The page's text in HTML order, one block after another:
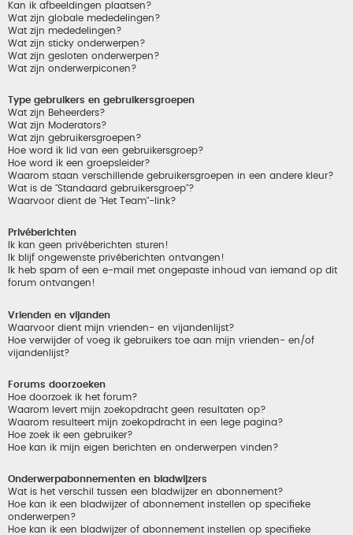
Kan ik afbeeldingen plaatsen?
Wat zijn globale mededelingen?
Wat zijn mededelingen?
Wat zijn sticky onderwerpen?
Wat zijn gesloten onderwerpen?
Wat zijn onderwerpiconen?
Type gebruikers en gebruikersgroepen
Wat zijn Beheerders?
Wat zijn Moderators?
Wat zijn gebruikersgroepen?
Hoe word ik lid van een gebruikersgroep?
Hoe word ik een groepsleider?
Waarom staan verschillende gebruikersgroepen in een andere kleur?
Wat is de "Standaard gebruikersgroep"?
Waarvoor dient de "Het Team"-link?
Privéberichten
Ik kan geen privéberichten sturen!
Ik blijf ongewenste privéberichten ontvangen!
Ik heb spam of een e-mail met ongepaste inhoud van iemand op dit
forum ontvangen!
Vrienden en vijanden
Waarvoor dient mijn vrienden- en vijandenlijst?
Hoe verwijder of voeg ik gebruikers toe aan mijn vrienden- en/of
vijandenlijst?
Forums doorzoeken
Hoe doorzoek ik het forum?
Waarom levert mijn zoekopdracht geen resultaten op?
Waarom resulteert mijn zoekopdracht in een lege pagina?
Hoe zoek ik een gebruiker?
Hoe kan ik mijn eigen berichten en onderwerpen vinden?
Onderwerpabonnementen en bladwijzers
Wat is het verschil tussen een bladwijzer en abonnement?
Hoe kan ik een bladwijzer of abonnement instellen op specifieke
onderwerpen?
Hoe kan ik een bladwijzer of abonnement instellen op specifieke